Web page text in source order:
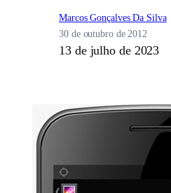
Marcos Gonçalves Da Silva
30 de outubro de 2012
13 de julho de 2023